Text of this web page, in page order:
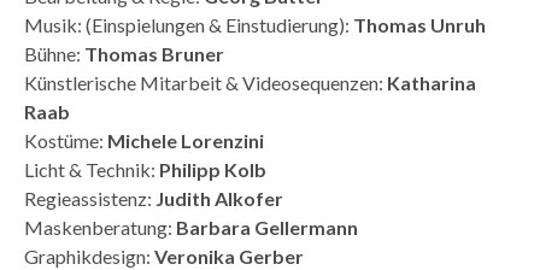
Musik: (Einspielungen & Einstudierung): Thomas Unruh
Bühne: Thomas Bruner
Künstlerische Mitarbeit & Videosequenzen: Katharina
Raab
Kostüme: Michele Lorenzini
Licht & Technik: Philipp Kolb
Regieassistenz: Judith Alkofer
Maskenberatung: Barbara Gellermann
Graphikdesign: Veronika Gerber